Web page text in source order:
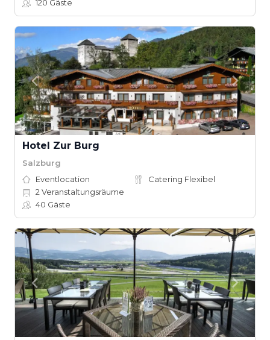
120 Gäste
Hotel Zur Burg
Salzburg
Eventlocation
Catering Flexibel
2 Veranstaltungsräume
40 Gäste